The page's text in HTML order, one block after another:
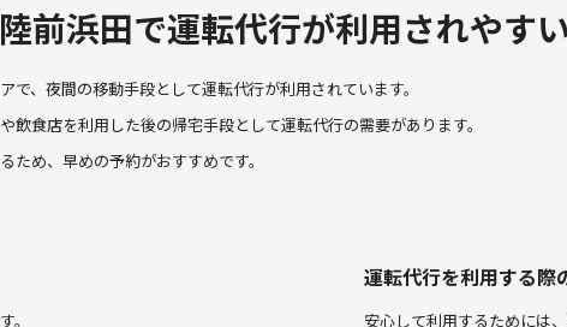
陸前浜田で運転代行が利用されやす
、夜間の移動手段として運転代行が利用されています。
食店を利用した後の帰宅手段として運転代行の需要があります。
め、早めの予約がおすすめです。
。
運転代行を利用する際
安心して利用するためには